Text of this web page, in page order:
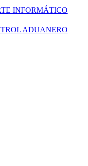
INFORMÁTICO
ADUANERO